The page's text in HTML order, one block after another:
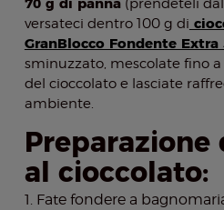
(prendeteli
versateci dentro 100 g di
GranBlocco Fondente Extra
sminuzzato, mescolate fino
del cioccolato e lasciate
ambiente.
Preparazione
al cioccolato:
Fate fondere a